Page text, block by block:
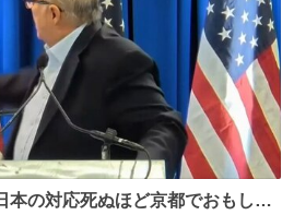
本の対応死ぬほど京都でおもしろ